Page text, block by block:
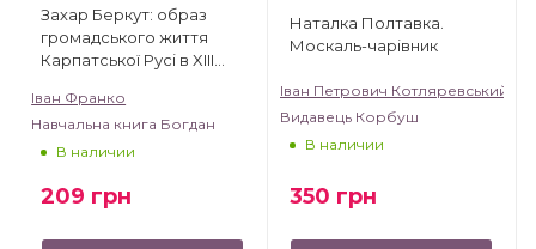
Захар Беркут: образ
громадського життя
Карпатської Русі в XIII
Іван Франко
Навчальна книга Богдан
В наличии
209 грн
Наталка Полтавка.
Москаль-чарівник
Іван Петрович Котляревський
Видавець Корбуш
В наличии
350 грн